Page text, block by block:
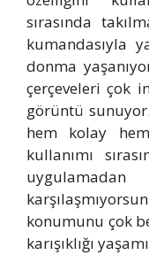
sırasında
kumandasıyla
donma
çerçeveleri çok
görüntü sunuyor.
hem kolay
kullanımı
konumunu çok
karışıklığı